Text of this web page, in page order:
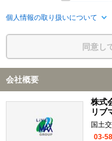
個人情報の取り扱いについて
同意し
会社概要
株式
リブ
国土
03-